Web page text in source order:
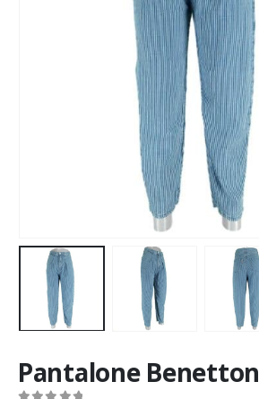
Pantalone Benetton